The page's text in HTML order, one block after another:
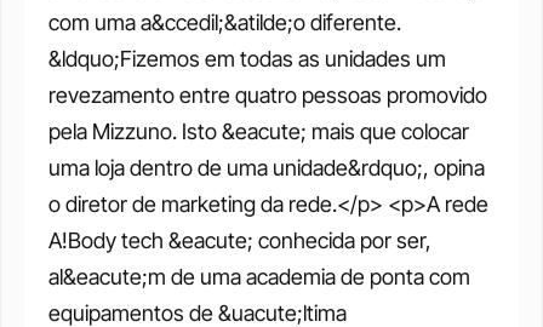
com uma a&ccedil;&atilde;o diferente.
&ldquo;Fizemos em todas as unidades um
revezamento entre quatro pessoas promovido
pela Mizzuno. Isto &eacute; mais que colocar
uma loja dentro de uma unidade&rdquo;, opina
o diretor de marketing da rede.</p> <p>A rede
A!Body tech &eacute; conhecida por ser,
al&eacute;m de uma academia de ponta com
equipamentos de &uacute;ltima